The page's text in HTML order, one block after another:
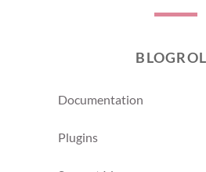
Documentation
Plugins